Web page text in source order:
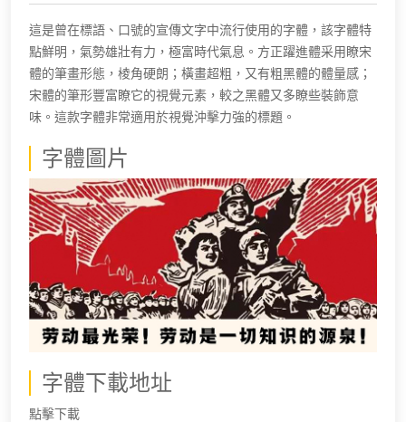
這是曾在標語、口號的宣傳文字中流行使用的字體，該字體特
點鮮明，氣勢雄壯有力，極富時代氣息。方正躍進體采用瞭宋
體的筆畫形態，棱角硬朗；橫畫超粗，又有粗黑體的體量感；
宋體的筆形豐富瞭它的視覺元素，較之黑體又多瞭些裝飾意
味。這款字體非常適用於視覺沖擊力強的標題。
字體圖片
字體下載地址
點擊下載